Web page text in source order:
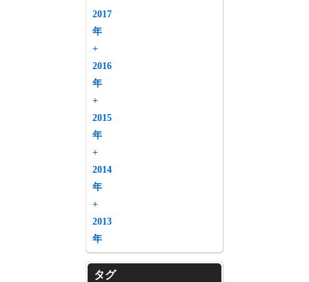
お買い物
2017
年
+
2016
年
+
2015
年
+
2014
年
+
2013
年
タグ